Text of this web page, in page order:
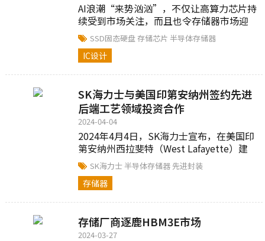
AI浪潮“来势汹汹”，不仅让高算力芯片持
续受到市场关注，而且也令存储器市场迎
来新一轮发展机会。近期，花旗银行对外
表示...
SSD固态硬盘 存储芯片半导体存储器
IC设计
SK海力士与美国印第安纳州签约先进
后端工艺领域投资合作
2024-04-04
2024年4月4日，SK海力士宣布，在美国印
第安纳州西拉斐特（West Lafayette）建
造适于AI的存储器先进封装生产基地....
SK海力士半导体存储器 先进封装
存储器
存储厂商逐鹿HBM3E市场
2024-03-27